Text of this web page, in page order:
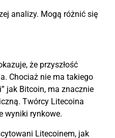
analizy. Mogą różnić się
że przyszłość
Chociaż nie ma takiego
jak Bitcoin, ma znacznie
Twórcy Litecoina
wyniki rynkowe.
Litecoinem, jak